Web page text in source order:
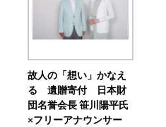
故人の「想い」かなえ
る 遺贈寄付 日本財
団名誉会長 笹川陽平氏
×フリーアナウンサー